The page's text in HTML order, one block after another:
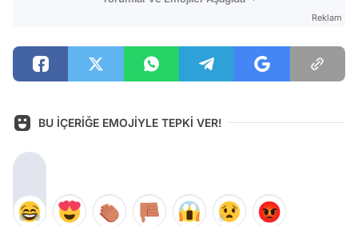
Reklam
BU İÇERİĞE EMOJİYLE TEPKİ VER!